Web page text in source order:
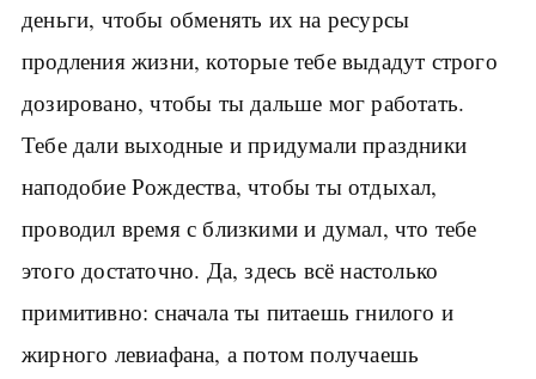
деньги, чтобы обменять их на ресурсы
продления жизни, которые тебе выдадут строго
дозировано, чтобы ты дальше мог работать.
Тебе дали выходные и придумали праздники
наподобие Рождества, чтобы ты отдыхал,
проводил время с близкими и думал, что тебе
этого достаточно. Да, здесь всё настолько
примитивно: сначала ты питаешь гнилого и
жирного левиафана, а потом получаешь